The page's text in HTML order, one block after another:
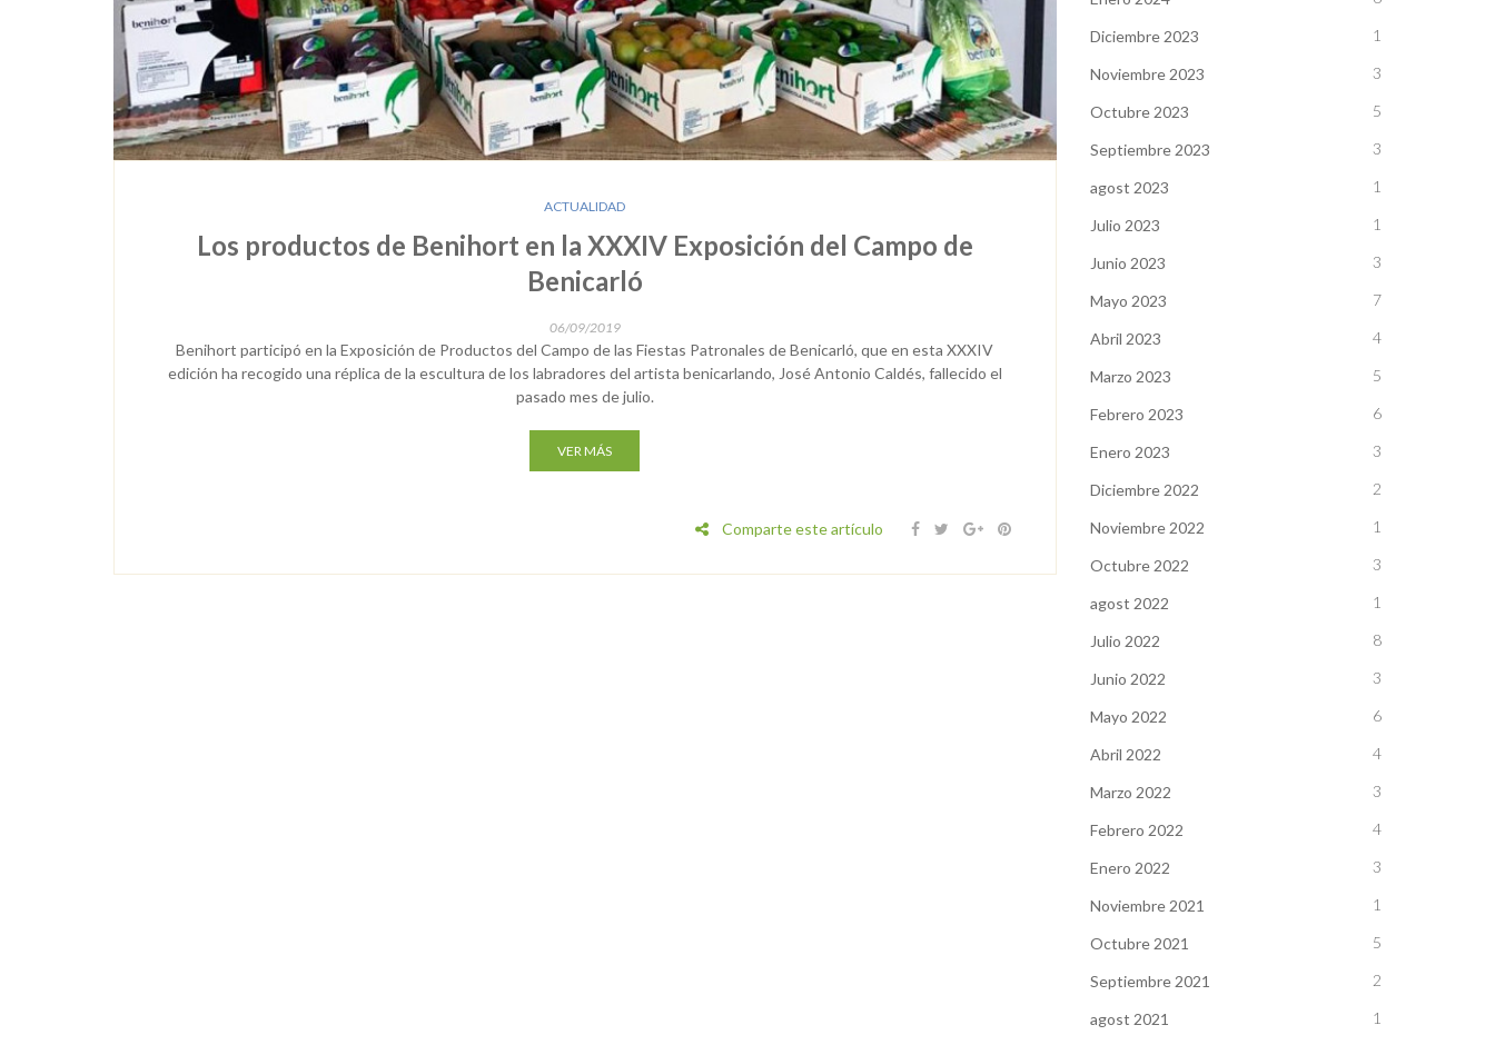
ACTUALIDAD
Los productos de Benihort en la XXXIV Exposición del Campo de
Benicarló
06/09/2019
Benihort participó en la Exposición de Productos del Campo de las Fiestas Patronales de Benicarló, que en esta XXXIV
edición ha recogido una réplica de la escultura de los labradores del artista benicarlando, José Antonio Caldés, fallecido el
pasado mes de julio.
VER MÁS
Comparte este artículo
Diciembre 2023 1
Noviembre 2023 3
Octubre 2023 5
Septiembre 2023 3
agost 2023 1
Julio 2023 1
Junio 2023 3
Mayo 2023 7
Abril 2023 4
Marzo 2023 5
Febrero 2023 6
Enero 2023 3
Diciembre 2022 2
Noviembre 2022 1
Octubre 2022 3
agost 2022 1
Julio 2022 8
Junio 2022 3
Mayo 2022 6
Abril 2022 4
Marzo 2022 3
Febrero 2022 4
Enero 2022 3
Noviembre 2021 1
Octubre 2021 5
Septiembre 2021 2
agost 2021 1